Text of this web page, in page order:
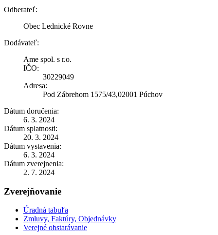
Odberateľ:
Obec Lednické Rovne
Dodávateľ:
Ame spol. s r.o.
IČO:
30229049
Adresa:
Pod Zábrehom 1575/43,02001 Púchov
Dátum doručenia:
6. 3. 2024
Dátum splatnosti:
20. 3. 2024
Dátum vystavenia:
6. 3. 2024
Dátum zverejnenia:
2. 7. 2024
Zverejňovanie
Úradná tabuľa
Zmluvy, Faktúry, Objednávky
Verejné obstarávanie